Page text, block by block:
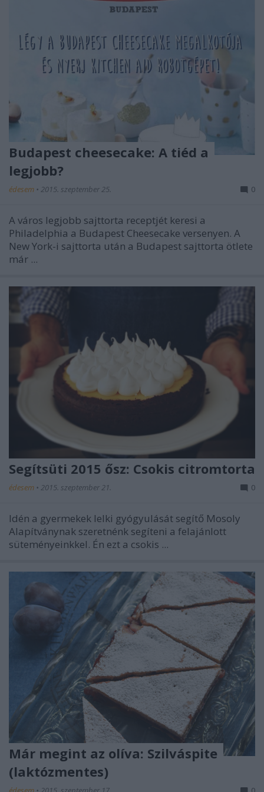
Budapest cheesecake: A tiéd a
legjobb?
édesem • 2015. szeptember 25. 0
A város legjobb sajttorta receptjét keresi a
Philadelphia a Budapest Cheesecake versenyen. A
New York-i sajttorta után a Budapest sajttorta ötlete
már ...
Segítsüti 2015 ősz: Csokis citromtorta
édesem • 2015. szeptember 21. 0
Idén a gyermekek lelki gyógyulását segítő Mosoly
Alapítványnak szeretnénk segíteni a felajánlott
süteményeinkkel. Én ezt a csokis ...
Már megint az olíva: Szilváspite
(laktózmentes)